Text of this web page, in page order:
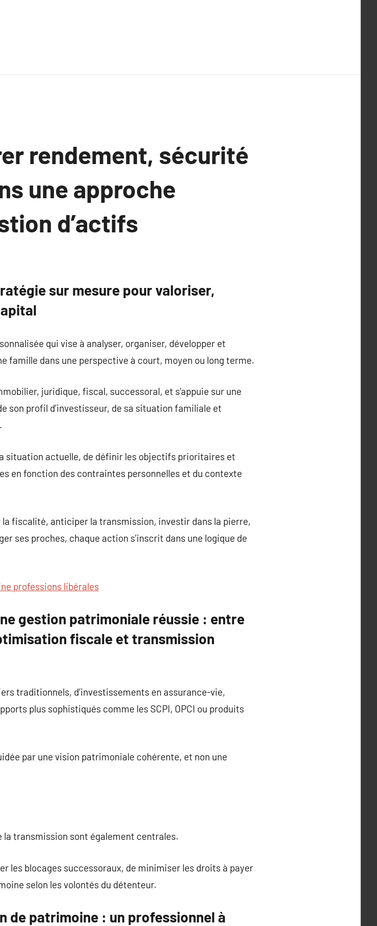
rendement, sécurité
une approche
d’actifs
sur mesure pour valoriser,
qui vise à analyser, organiser, développer et
famille dans une perspective à court, moyen ou long terme.
juridique, fiscal, successoral, et s’appuie sur une
son profil d’investisseur, de sa situation familiale et
situation actuelle, de définir les objectifs prioritaires et
en fonction des contraintes personnelles et du contexte
la fiscalité, anticiper la transmission, investir dans la pierre,
ses proches, chaque action s’inscrit dans une logique de
professions libérales
gestion patrimoniale réussie : entre
fiscale et transmission
traditionnels, d’investissements en assurance-vie,
plus sophistiqués comme les SCPI, OPCI ou produits
par une vision patrimoniale cohérente, et non une
transmission sont également centrales.
les blocages successoraux, de minimiser les droits à payer
selon les volontés du détenteur.
de patrimoine : un professionnel à